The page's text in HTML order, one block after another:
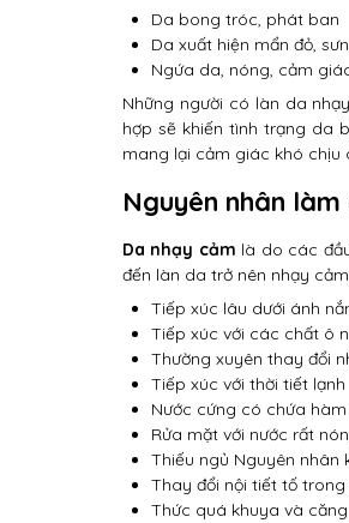
Da bong tróc, phát ban
Da xuất hiện mẩn đỏ,
Ngứa da, nóng, cảm
Những người có làn da
hợp sẽ khiến tình trạng da
mang lại cảm giác khó chịu
Nguyên nhân
Da nhạy cảm là do các
đến làn da trở nên nhạy
Tiếp xúc lâu dưới ánh
Tiếp xúc với các chất ô
Thường xuyên thay đổi
Tiếp xúc với thời tiết lạnh
Nước cứng có chứa
Rửa mặt với nước rất
Thiếu ngủ Nguyên
Thay đổi nội tiết tố
Thức quá khuya và